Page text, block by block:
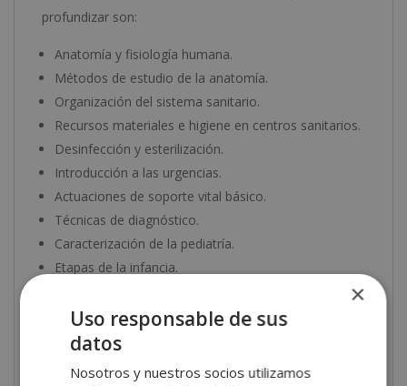
profundizar son:
Anatomía y fisiología humana.
Métodos de estudio de la anatomía.
Organización del sistema sanitario.
Recursos materiales e higiene en centros sanitarios.
Desinfección y esterilización.
Introducción a las urgencias.
Actuaciones de soporte vital básico.
Técnicas de diagnóstico.
Caracterización de la pediatría.
Etapas de la infancia.
Evolución cognitiva.
×
Uso responsable de sus
datos
Nosotros y nuestros socios utilizamos